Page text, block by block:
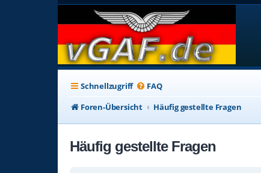
Schnellzugriff FAQ
Foren-Übersicht
Häufig gestellte Fragen
Häufig gestellte Fragen